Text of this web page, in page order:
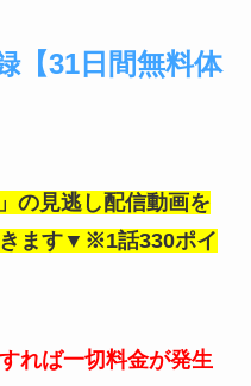
【31日間無料体
の見逃し配信動画を
ます▼※1話330ポイ
れば一切料金が発生